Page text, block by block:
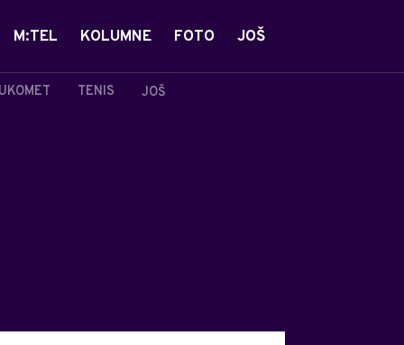
TENIS JOŠ
M:TEL KOLUMNE FOTO JOŠ